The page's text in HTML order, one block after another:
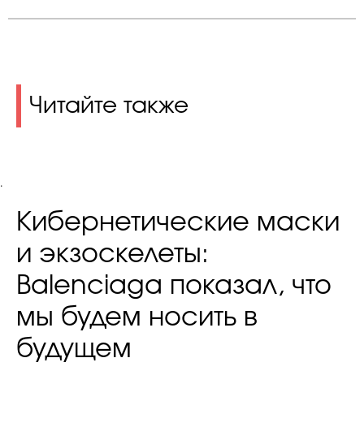
Читайте также
.
Кибернетические маски
и экзоскелеты:
Balenciaga показал, что
мы будем носить в
будущем